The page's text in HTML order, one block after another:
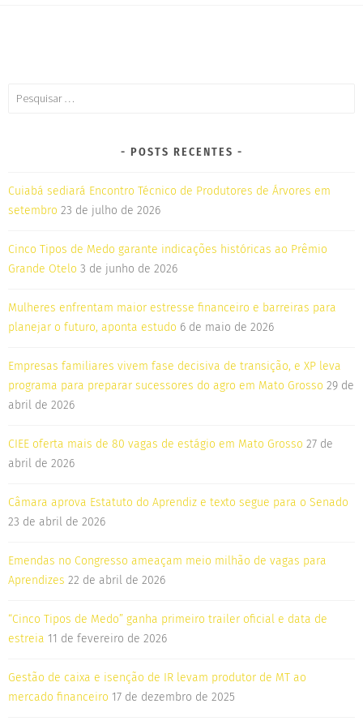
POSTS RECENTES
Cuiabá sediará Encontro Técnico de Produtores de Árvores em
setembro 23 de julho de 2026
Cinco Tipos de Medo garante indicações históricas ao Prêmio
Grande Otelo 3 de junho de 2026
Mulheres enfrentam maior estresse financeiro e barreiras para
planejar o futuro, aponta estudo 6 de maio de 2026
Empresas familiares vivem fase decisiva de transição, e XP leva
programa para preparar sucessores do agro em Mato Grosso 29 de
abril de 2026
CIEE oferta mais de 80 vagas de estágio em Mato Grosso 27 de
abril de 2026
Câmara aprova Estatuto do Aprendiz e texto segue para o Senado
23 de abril de 2026
Emendas no Congresso ameaçam meio milhão de vagas para
Aprendizes 22 de abril de 2026
“Cinco Tipos de Medo” ganha primeiro trailer oficial e data de
estreia 11 de fevereiro de 2026
Gestão de caixa e isenção de IR levam produtor de MT ao
mercado financeiro 17 de dezembro de 2025